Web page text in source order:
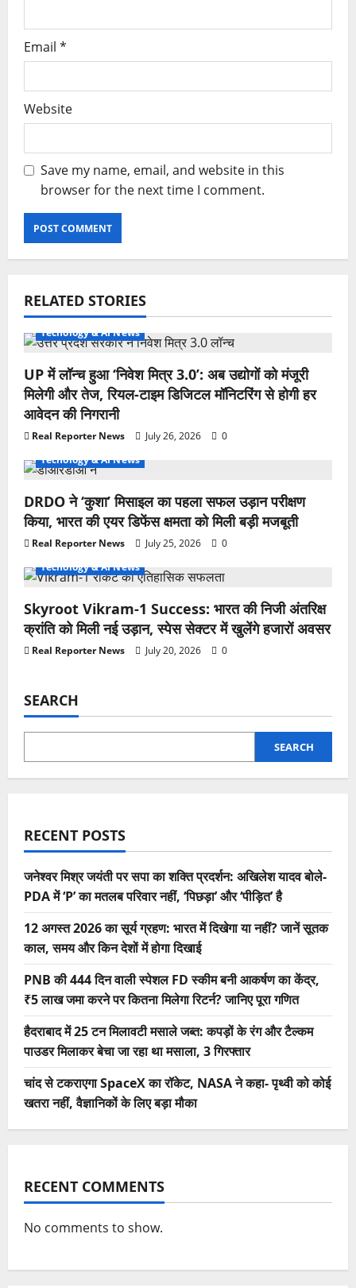
Email *
Website
Save my name, email, and website in this
browser for the next time I comment.
RELATED STORIES
Tecnology & AI News
UP में लॉन्च हुआ ‘निवेश मित्र 3.0’: अब उद्योगों को मंजूरी
मिलेगी और तेज, रियल-टाइम डिजिटल मॉनिटरिंग से होगी हर
आवेदन की निगरानी
Real Reporter News July 26, 2026
0
Tecnology & AI News
DRDO ने ‘कुशा’ मिसाइल का पहला सफल उड़ान परीक्षण
किया, भारत की एयर डिफेंस क्षमता को मिली बड़ी मजबूती
Real Reporter News July 25, 2026
0
Tecnology & AI News
Skyroot Vikram-1 Success: भारत की निजी अंतरिक्ष
क्रांति को मिली नई उड़ान, स्पेस सेक्टर में खुलेंगे हजारों अवसर
Real Reporter News July 20, 2026 0
SEARCH
SEARCH
RECENT POSTS
जनेश्वर मिश्र जयंती पर सपा का शक्ति प्रदर्शन: अखिलेश यादव बोले-
PDA में ‘P’ का मतलब परिवार नहीं, ‘पिछड़ा’ और ‘पीड़ित’ है
12 अगस्त 2026 का सूर्य ग्रहण: भारत में दिखेगा या नहीं? जानें सूतक
काल, समय और किन देशों में होगा दिखाई
PNB की 444 दिन वाली स्पेशल FD स्कीम बनी आकर्षण का केंद्र,
₹5 लाख जमा करने पर कितना मिलेगा रिटर्न? जानिए पूरा गणित
हैदराबाद में 25 टन मिलावटी मसाले जब्त: कपड़ों के रंग और टैल्कम
पाउडर मिलाकर बेचा जा रहा था मसाला, 3 गिरफ्तार
चांद से टकराएगा SpaceX का रॉकेट, NASA ने कहा- पृथ्वी को कोई
खतरा नहीं, वैज्ञानिकों के लिए बड़ा मौका
RECENT COMMENTS
No comments to show.